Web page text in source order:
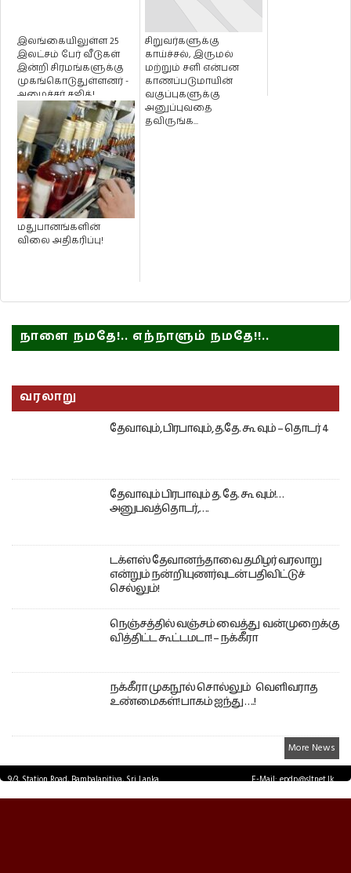
இலங்கையிலுள்ள 25
இலட்சம் பேர் வீடுகள்
இன்றி சிரமங்களுக்கு
முகங்கொடுதுள்ளனர் -
அமைச்சர் சஜித்!
சிறுவர்களுக்கு
காய்ச்சல், இருமல்
மற்றும் சளி என்பன
காணப்படுமாயின்
வகுப்புகளுக்கு
அனுப்புவதை
தவிருங்க...
மதுபானங்களின்
விலை அதிகரிப்பு!
நாளை நமதே!.. எந்நாளும் நமதே!!..
வரலாறு
தேவாவும், பிரபாவும், த.தே. கூ வும் – தொடர் 4
தேவாவும் பிரபாவும் த. தே. கூ வும்!…
அனுபவத்தொடர்,….
டக்ளஸ் தேவானந்தாவை தமிழர் வரலாறு
என்றும் நன்றியுணர்வுடன் பதிவிட்டுச்
செல்லும்!
நெஞ்சத்தில் வஞ்சம் வைத்து வன்முறைக்கு
வித்திட்ட கூட்டமடா! – நக்கீரா
நக்கீரா முகநூல் சொல்லும் வெளிவராத
உண்மைகள்! பாகம் ஐந்து ….!
More News
9/3, Station Road, Bambalapitiya, Sri Lanka.
E-Mail: epdp@sltnet.lk